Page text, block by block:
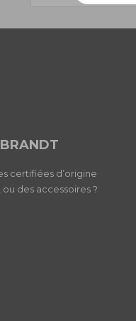
certifiées d’origine
des accessoires ?